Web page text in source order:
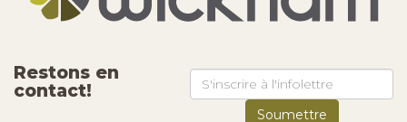
Restons en
contact!